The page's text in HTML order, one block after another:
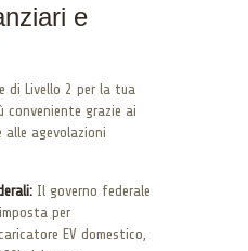
e
di Livello 2 per la tua
conveniente grazie ai
agevolazioni
Il governo federale
per
EV domestico,